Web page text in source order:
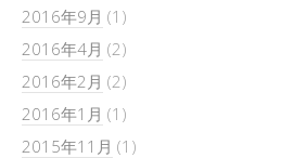
2016年9月 (1)
2016年4月 (2)
2016年2月 (2)
2016年1月 (1)
2015年11月 (1)